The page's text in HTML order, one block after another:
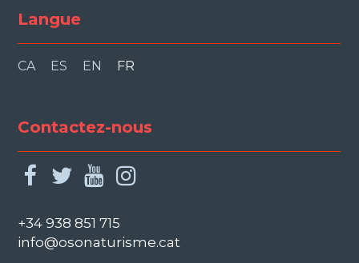
Langue
CA ES EN FR
Contactez-nous
facebook
twitteryoutube
+34 938 851 715
info@osonaturisme.cat